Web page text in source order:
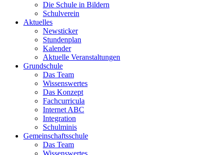
Die Schule in Bildern
Schulverein
Aktuelles
Newsticker
Stundenplan
Kalender
Aktuelle Veranstaltungen
Grundschule
Das Team
Wissenswertes
Das Konzept
Fachcurricula
Internet ABC
Integration
Schulminis
Gemeinschaftsschule
Das Team